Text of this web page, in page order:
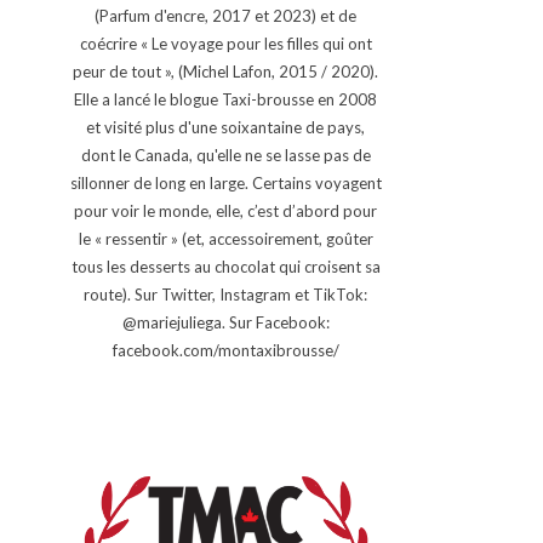
(Parfum d'encre, 2017 et 2023) et de
coécrire « Le voyage pour les filles qui ont
peur de tout », (Michel Lafon, 2015 / 2020).
Elle a lancé le blogue Taxi-brousse en 2008
et visité plus d'une soixantaine de pays,
dont le Canada, qu'elle ne se lasse pas de
sillonner de long en large. Certains voyagent
pour voir le monde, elle, c’est d’abord pour
le « ressentir » (et, accessoirement, goûter
tous les desserts au chocolat qui croisent sa
route). Sur Twitter, Instagram et TikTok:
@mariejuliega. Sur Facebook:
facebook.com/montaxibrousse/